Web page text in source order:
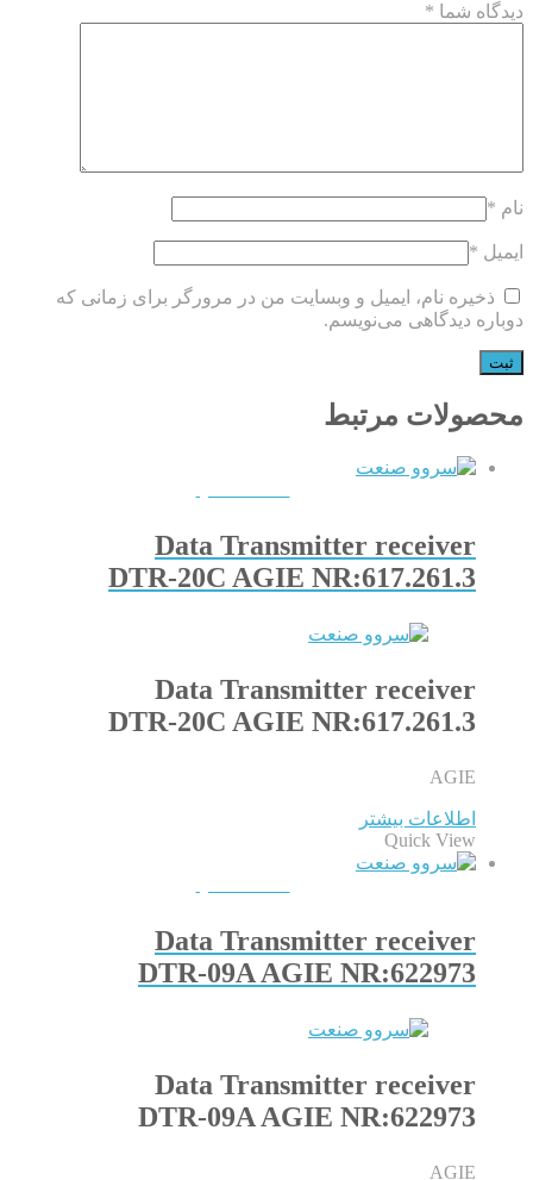
دیدگاه شما *
نام *
ایمیل *
ذخیره نام، ایمیل و وبسایت من در مرورگر برای زمانی که
دوباره دیدگاهی می‌نویسم.
محصولات مرتبط
Data Transmitter receiver
DTR-20C AGIE NR:617.261.3
Data Transmitter receiver
DTR-20C AGIE NR:617.261.3
AGIE
اطلاعات بیشتر
Quick View
Data Transmitter receiver
DTR-09A AGIE NR:622973
Data Transmitter receiver
DTR-09A AGIE NR:622973
AGIE